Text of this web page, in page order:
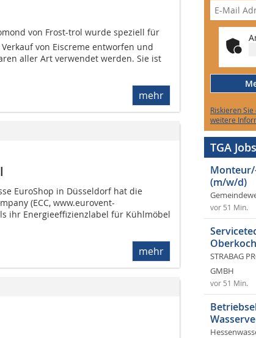
von Frost-trol wurde speziell für
von Eiscreme entworfen und
aller Art verwendet werden. Sie ist
mehr
EuroShop in Düsseldorf hat die
(ECC, www.eurovent-
ihr Energieeffizienzlabel für Kühlmöbel
mehr
Riskieren
weitere
TGA Jobs
(m/w/d)
vor 51 Min.
STRABAG
GMBH
vor 51 Min.